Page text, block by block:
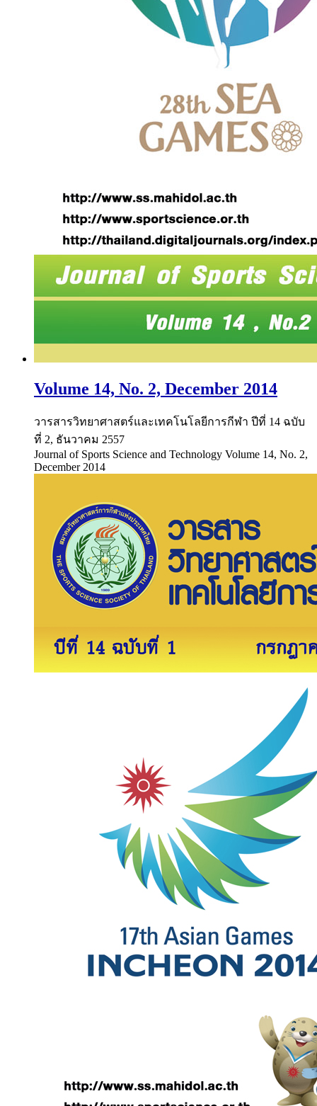
Volume 14, No. 2, December 2014
วารสารวิทยาศาสตร์และเทคโนโลยีการกีฬา ปีที่ 14 ฉบับ
ที่ 2, ธันวาคม 2557
Journal of Sports Science and Technology Volume 14, No. 2,
December 2014